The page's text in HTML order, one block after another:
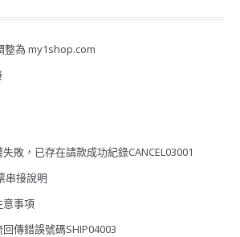
整為 my1shop.com
敗，已存在請款成功紀錄CANCEL03001
串接說明
意事項
傳錯誤號碼SHIP04003